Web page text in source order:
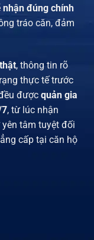
nhận đúng chính
tráo căn, đảm
, thông tin rõ
thực tế trước
được quản gia
, từ lúc nhận
tâm tuyệt đối
cấp tại căn hộ